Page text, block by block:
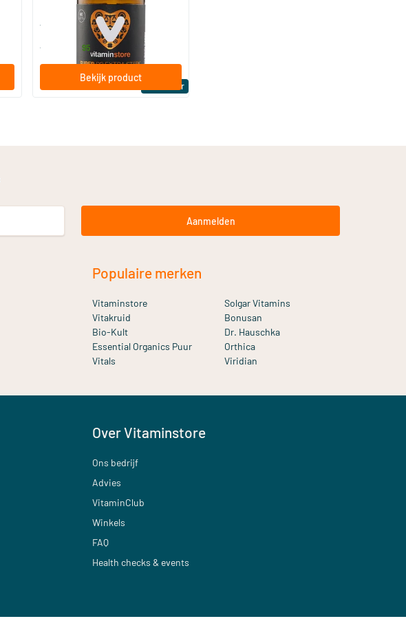
Bestseller
60/​120 softgels
Vitaminstore
vanaf 95
Bekijk product
Aanmelden
Populaire merken
Vitaminstore
Solgar Vitamins
Vitakruid
Bonusan
Bio-Kult
Dr. Hauschka
Essential Organics Puur
Orthica
Vitals
Viridian
Over Vitaminstore
Ons bedrijf
Advies
VitaminClub
Winkels
FAQ
Health checks & events